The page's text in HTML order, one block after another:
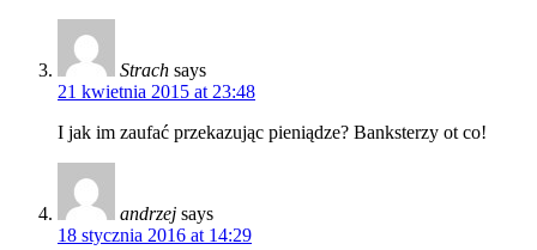
Strach says
21 kwietnia 2015 at 23:48
I jak im zaufać przekazując pieniądze? Banksterzy ot co!
andrzej says
18 stycznia 2016 at 14:29